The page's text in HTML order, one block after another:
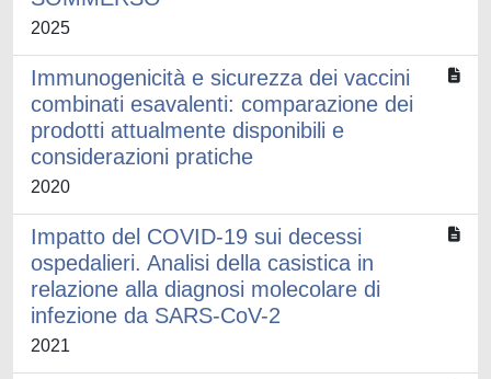
2025
Immunogenicità e sicurezza dei vaccini
combinati esavalenti: comparazione dei
prodotti attualmente disponibili e
considerazioni pratiche
2020
Impatto del COVID-19 sui decessi
ospedalieri. Analisi della casistica in
relazione alla diagnosi molecolare di
infezione da SARS-CoV-2
2021